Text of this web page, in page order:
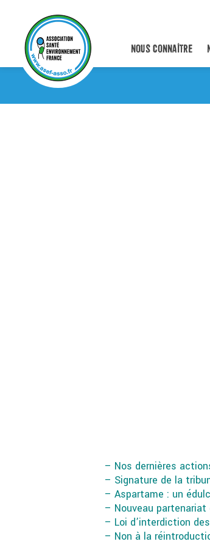
NOUS CONNAÎTRE
– Nos dernières
– Signature de la
– Aspartame : un
– Nouveau partenariat
– Loi d’interdiction
– Non à la